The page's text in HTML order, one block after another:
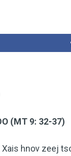
(MT 9: 32-37)
hnov zeej